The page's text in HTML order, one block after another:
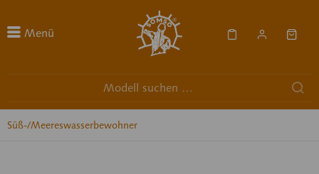
Menü
Süß-/Meereswasserbewohner